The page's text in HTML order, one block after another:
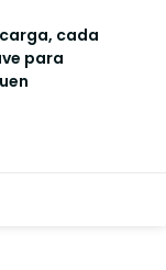
cada
para